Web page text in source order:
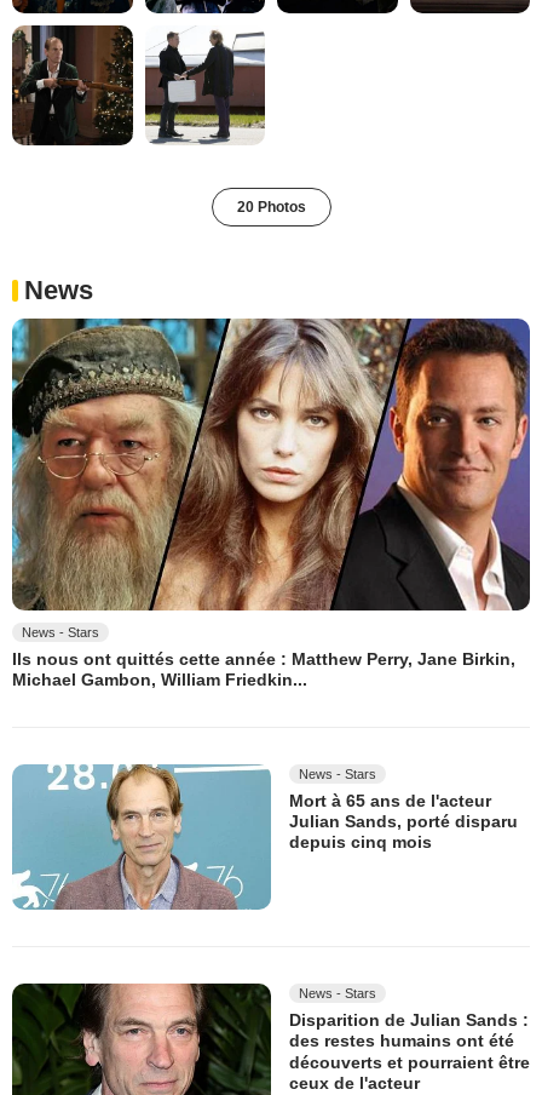
20 Photos
News
News - Stars
Ils nous ont quittés cette année : Matthew Perry, Jane Birkin,
Michael Gambon, William Friedkin...
News - Stars
Mort à 65 ans de l'acteur
Julian Sands, porté disparu
depuis cinq mois
News - Stars
Disparition de Julian Sands :
des restes humains ont été
découverts et pourraient être
ceux de l'acteur